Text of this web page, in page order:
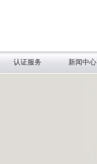
认证服务 新闻中心